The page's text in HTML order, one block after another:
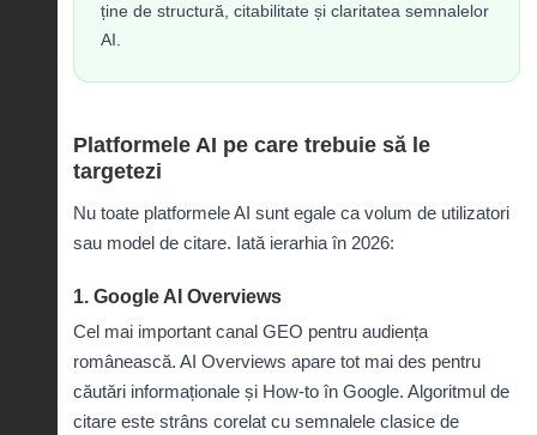
ține de structură, citabilitate și claritatea semnalelor
AI.
Platformele AI pe care trebuie să le
targetezi
Nu toate platformele AI sunt egale ca volum de utilizatori
sau model de citare. Iată ierarhia în 2026:
1. Google AI Overviews
Cel mai important canal GEO pentru audiența
românească. AI Overviews apare tot mai des pentru
căutări informaționale și How-to în Google. Algoritmul de
citare este strâns corelat cu semnalele clasice de